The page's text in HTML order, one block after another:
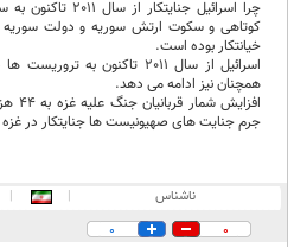
چرا اسرائیل
کوتاهی و سکوت ارتش سوریه و دولت
خیانتکار بوده است.‌
اسرائیل از سال 2011 تاکنون
همچنان نیز ادامه می دهد.
جرم جنایت های صهیونیست ها جنایتکار در
ناشناس |
|
0
0